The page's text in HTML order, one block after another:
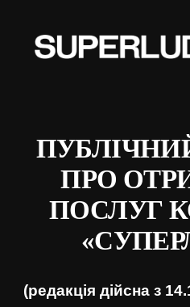
Skip
contentПРО
ПОСЛУГ
(редакція дійсна з